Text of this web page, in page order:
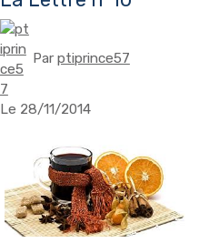
Par ptiprince57
Le 28/11/2014